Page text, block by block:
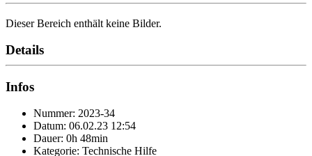
Dieser Bereich enthält keine Bilder.
Details
Infos
Nummer: 2023-34
Datum: 06.02.23 12:54
Dauer: 0h 48min
Kategorie: Technische Hilfe